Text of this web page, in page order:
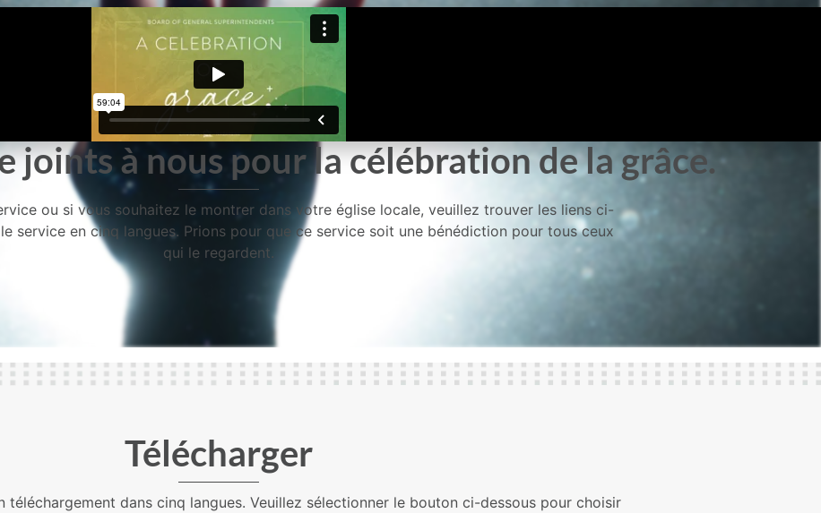
joints à nous pour la célébration de la grâce.
ou si vous souhaitez le montrer dans votre église locale, veuillez trouver les liens ci-
service en cinq langues. Prions pour que ce service soit une bénédiction pour tous ceux
qui le regardent.
Télécharger
téléchargement dans cinq langues. Veuillez sélectionner le bouton ci-dessous pour choisir